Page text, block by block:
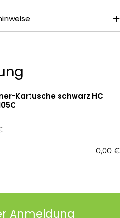
Kartusche schwarz HC
0,00 €
Anmeldung